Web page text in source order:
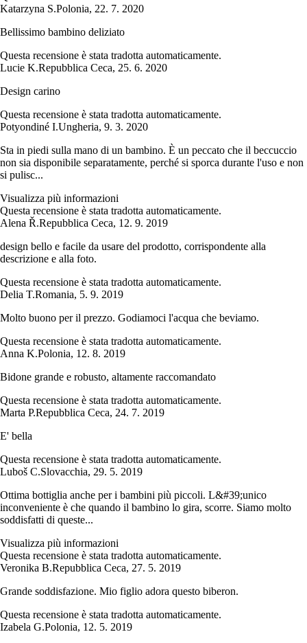
Katarzyna S.Polonia, 22. 7. 2020
Bellissimo bambino deliziato
Questa recensione è stata tradotta automaticamente.
Lucie K.Repubblica Ceca, 25. 6. 2020
Design carino
Questa recensione è stata tradotta automaticamente.
Potyondiné I.Ungheria, 9. 3. 2020
Sta in piedi sulla mano di un bambino. È un peccato che il beccuccio
non sia disponibile separatamente, perché si sporca durante l'uso e non
si pulisc...
Visualizza più informazioni
Questa recensione è stata tradotta automaticamente.
Alena Ř.Repubblica Ceca, 12. 9. 2019
design bello e facile da usare del prodotto, corrispondente alla
descrizione e alla foto.
Questa recensione è stata tradotta automaticamente.
Delia T.Romania, 5. 9. 2019
Molto buono per il prezzo. Godiamoci l'acqua che beviamo.
Questa recensione è stata tradotta automaticamente.
Anna K.Polonia, 12. 8. 2019
Bidone grande e robusto, altamente raccomandato
Questa recensione è stata tradotta automaticamente.
Marta P.Repubblica Ceca, 24. 7. 2019
E' bella
Questa recensione è stata tradotta automaticamente.
Luboš C.Slovacchia, 29. 5. 2019
Ottima bottiglia anche per i bambini più piccoli. L&#39;unico
inconveniente è che quando il bambino lo gira, scorre. Siamo molto
soddisfatti di queste...
Visualizza più informazioni
Questa recensione è stata tradotta automaticamente.
Veronika B.Repubblica Ceca, 27. 5. 2019
Grande soddisfazione. Mio figlio adora questo biberon.
Questa recensione è stata tradotta automaticamente.
Izabela G.Polonia, 12. 5. 2019